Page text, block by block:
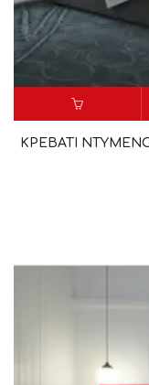
ΚΡΕΒΑΤΙ